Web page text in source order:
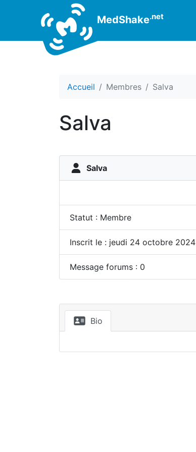
MedShake.net
Accueil Membres Salva
Salva
Salva
Statut : Membre
Inscrit le : jeudi 24 octobre 2024
Message forums : 0
Bio